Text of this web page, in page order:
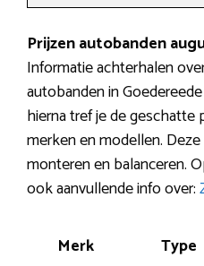
Prijzen autobanden
Informatie achterhalen
autobanden in
hierna tref je de geschatte
merken en modellen.
monteren en balanceren.
ook aanvullende info over:
Merk Type